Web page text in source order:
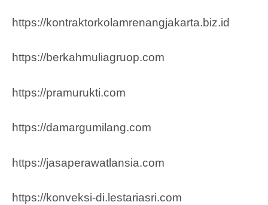
https://kontraktorkolamrenangjakarta.biz.id
https://berkahmuliagruop.com
https://pramurukti.com
https://damargumilang.com
https://jasaperawatlansia.com
https://konveksi-di.lestariasri.com